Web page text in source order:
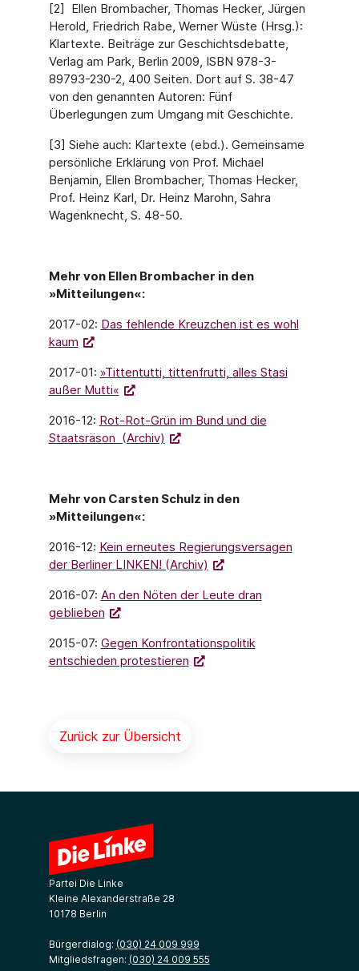
[2] Ellen Brombacher, Thomas Hecker, Jürgen
Herold, Friedrich Rabe, Werner Wüste (Hrsg.):
Klartexte. Beiträge zur Geschichtsdebatte,
Verlag am Park, Berlin 2009, ISBN 978-3-
89793-230-2, 400 Seiten. Dort auf S. 38-47
von den genannten Autoren: Fünf
Überlegungen zum Umgang mit Geschichte.
[3] Siehe auch: Klartexte (ebd.). Gemeinsame
persönliche Erklärung von Prof. Michael
Benjamin, Ellen Brombacher, Thomas Hecker,
Prof. Heinz Karl, Dr. Heinz Marohn, Sahra
Wagenknecht, S. 48-50.
Mehr von Ellen Brombacher in den
»Mitteilungen«:
2017-02: Das fehlende Kreuzchen ist es wohl
kaum
2017-01: »Tittentutti, tittenfrutti, alles Stasi
außer Mutti«
2016-12: Rot-Rot-Grün im Bund und die
Staatsräson (Archiv)
Mehr von Carsten Schulz in den
»Mitteilungen«:
2016-12: Kein erneutes Regierungsversagen
der Berliner LINKEN! (Archiv)
2016-07: An den Nöten der Leute dran
geblieben
2015-07: Gegen Konfrontationspolitik
entschieden protestieren
Zurück zur Übersicht
Partei Die Linke
Kleine Alexanderstraße 28
10178 Berlin
Bürgerdialog: (030) 24 009 999
Mitgliedsfragen: (030) 24 009 555